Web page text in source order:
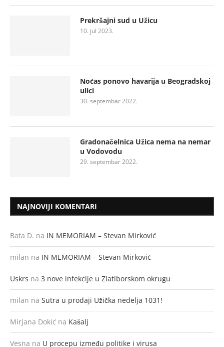
Prekršajni sud u Užicu
10. jul 2023.
Noćas ponovo havarija u Beogradskoj
ulici
30. septembar 2022.
Gradonačelnica Užica nema na nemar
u Vodovodu
29. septembar 2022.
NAJNOVIJI KOMENTARI
Bata D. na IN MEMORIAM – Stevan Mirković
milan na IN MEMORIAM – Stevan Mirković
Uskrs na 3 nove infekcije u Zlatiborskom okrugu
milan na Sutra u prodaji Užička nedelja 1031!
Mirjana Dokić na Kašalj
Vesna na U procepu između politike i virusa